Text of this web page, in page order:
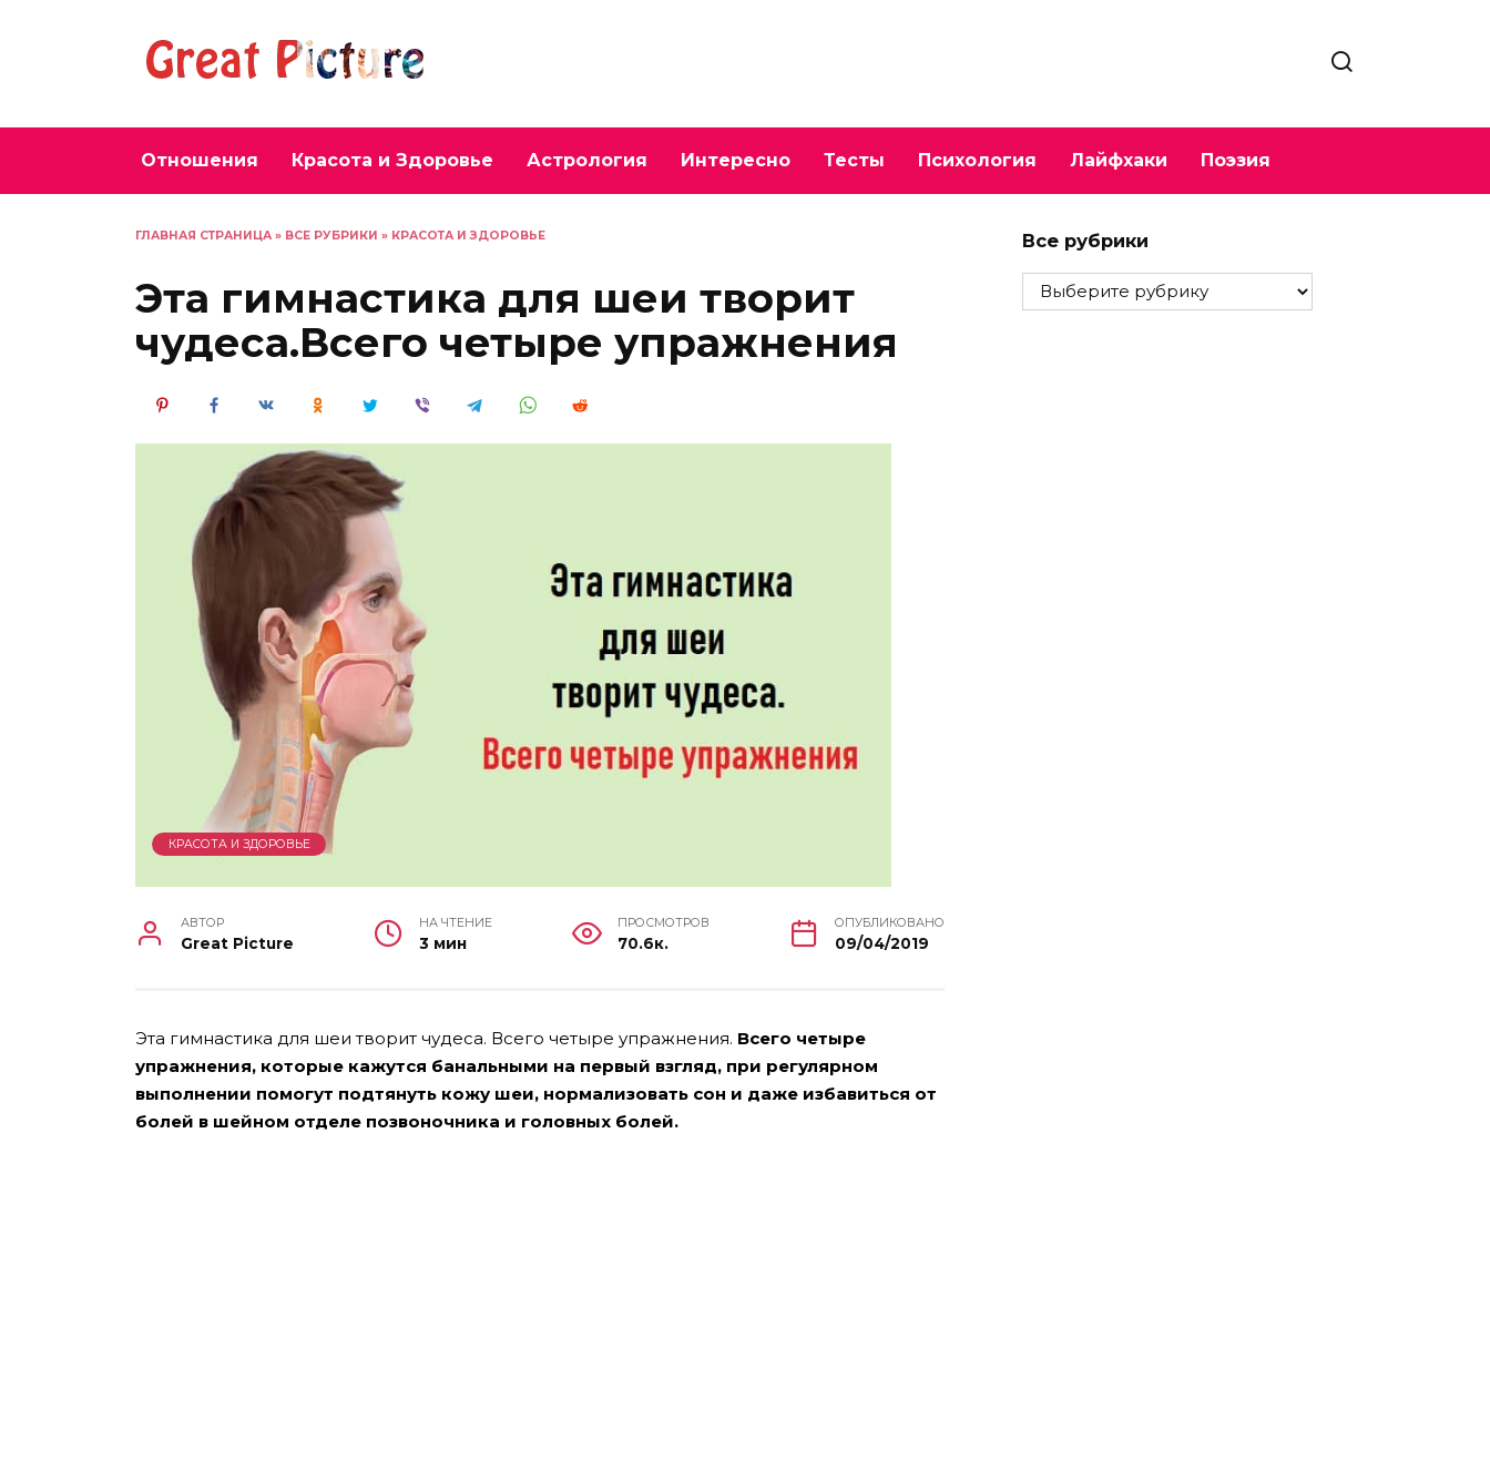
Отношения Красота и Здоровье Астрология Интересно Тесты Психология Лайфхаки Поэзия
ГЛАВНАЯ СТРАНИЦА » ВСЕ РУБРИКИ » КРАСОТА И ЗДОРОВЬЕ
Эта гимнастика для шеи творит
чудеса.Всего четыре упражнения
КРАСОТА И ЗДОРОВЬЕ
АВТОР
Great Picture
НА ЧТЕНИЕ
3 мин
ПРОСМОТРОВ
70.6к.
ОПУБЛИКОВАНО
09/04/2019
Эта гимнастика для шеи творит чудеса. Всего четыре упражнения. Всего четыре
упражнения, которые кажутся банальными на первый взгляд, при регулярном
выполнении помогут подтянуть кожу шеи, нормализовать сон и даже избавиться от
болей в шейном отделе позвоночника и головных болей.
Все рубрики
Все
рубрики